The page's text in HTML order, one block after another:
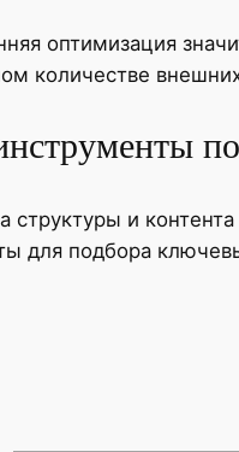
оптимизация
количестве
структуры и
для подбора